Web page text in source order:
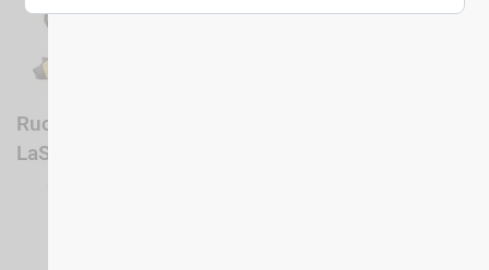
Rucksack
LaSportiva